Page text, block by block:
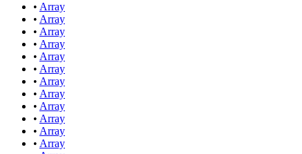
• Array
• Array
• Array
• Array
• Array
• Array
• Array
• Array
• Array
• Array
• Array
• Array